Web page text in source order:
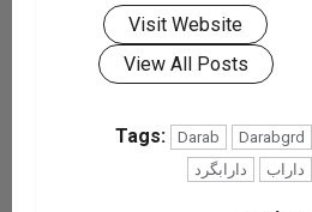
Visit Website
View All Posts
Tags: Darab
Darabgrd
داراب
دارابگرد